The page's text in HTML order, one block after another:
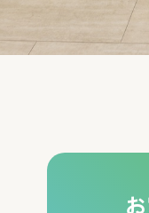
医療に関する診療費
る、企業等へのその